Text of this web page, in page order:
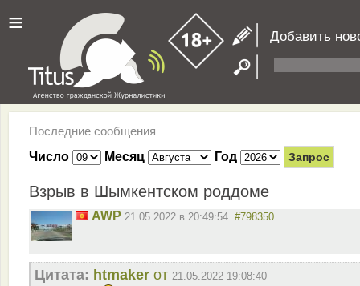
≡ Добавить
Последние сообщения
Число
Месяц Год
Взрыв в Шымкентском роддоме
AWP 21.05.2022 в 20:49:54 #798350
Цитата: htmaker от 21.05.2022 19:08:40